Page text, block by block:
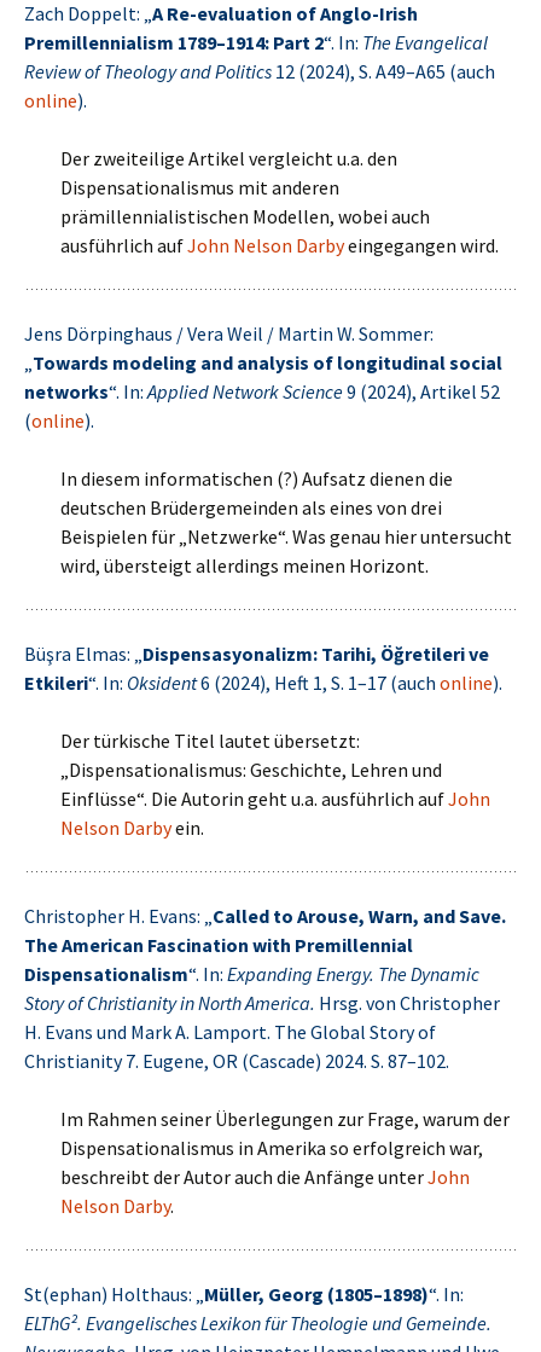
Zach Doppelt: „A Re-evaluation of Anglo-Irish
Premillennialism 1789–1914: Part 2“. In: The Evangelical
Review of Theology and Politics 12 (2024), S. A49–A65 (auch
online).
Der zweiteilige Artikel vergleicht u.a. den
Dispensationalismus mit anderen
prämillennialistischen Modellen, wobei auch
ausführlich aufJohn Nelson Darbyeingegangen wird.
Jens Dörpinghaus / Vera Weil / Martin W. Sommer:
„Towards modeling and analysis of longitudinal social
networks“. In:Applied Network Science9 (2024), Artikel 52
(online).
In diesem informatischen (?) Aufsatz dienen die
deutschen Brüdergemeinden als eines von drei
Beispielen für „Netzwerke“. Was genau hier untersucht
wird, übersteigt allerdings meinen Horizont.
Büşra Elmas: „Dispensasyonalizm: Tarihi, Öğretileri ve
Etkileri“. In: Oksident6 (2024), Heft 1, S. 1–17 (auch online).
Der türkische Titel lautet übersetzt:
„Dispensationalismus: Geschichte, Lehren und
Einflüsse“. Die Autorin geht u.a. ausführlich aufJohn
Nelson Darbyein.
Christopher H. Evans: „Called to Arouse, Warn, and Save.
The American Fascination with Premillennial
Dispensationalism“. In: Expanding Energy. The Dynamic
Story of Christianity in North America. Hrsg. von Christopher
H. Evans und Mark A. Lamport. The Global Story of
Christianity 7. Eugene, OR (Cascade) 2024. S. 87–102.
Im Rahmen seiner Überlegungen zur Frage, warum der
Dispensationalismus in Amerika so erfolgreich war,
beschreibt der Autor auch die Anfänge unterJohn
Nelson Darby.
St(ephan) Holthaus: „Müller, Georg (1805–1898)“. In:
ELThG². Evangelisches Lexikon für Theologie und Gemeinde.